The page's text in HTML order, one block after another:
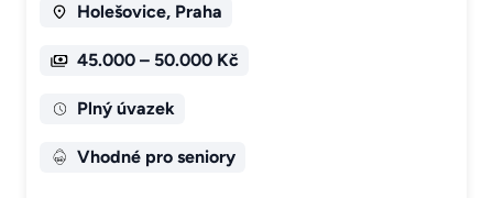
Holešovice, Praha
45.000 – 50.000 Kč
Plný úvazek
Vhodné pro seniory